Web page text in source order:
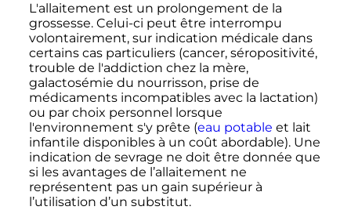
L'allaitement est un prolongement de la
grossesse. Celui-ci peut être interrompu
volontairement, sur indication médicale dans
certains cas particuliers (cancer, séropositivité,
trouble de l'addiction chez la mère,
galactosémie du nourrisson, prise de
médicaments incompatibles avec la lactation)
ou par choix personnel lorsque
l'environnement s'y prête (eau potable et lait
infantile disponibles à un coût abordable). Une
indication de sevrage ne doit être donnée que
si les avantages de l’allaitement ne
représentent pas un gain supérieur à
l’utilisation d’un substitut.